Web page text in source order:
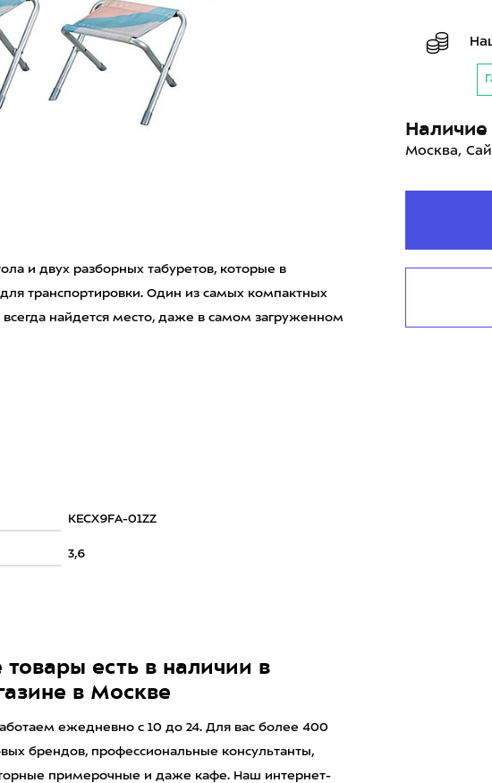
и двух разборных табуретов, которые в
транспортировки. Один из самых компактных
найдется место, даже в самом загруженном
KECX9FA-01ZZ
3,6
товары есть в наличии в
в Москве
ежедневно с 10 до 24. Для вас более 400
брендов, профессиональные консультанты,
примерочные и даже кафе. Наш интернет-
Наличие
Москва,